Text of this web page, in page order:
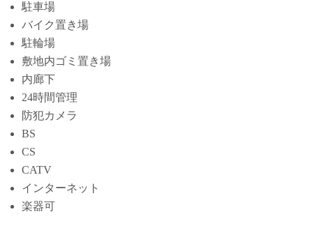
駐車場
バイク置き場
駐輪場
敷地内ゴミ置き場
内廊下
24時間管理
防犯カメラ
BS
CS
CATV
インターネット
楽器可